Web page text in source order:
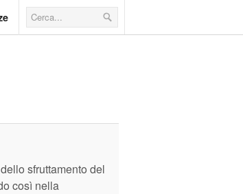
sfruttamento del
così nella